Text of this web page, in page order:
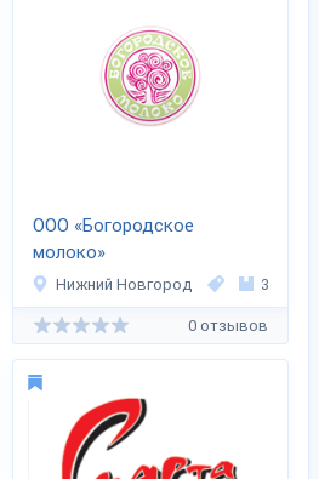
OOO «Богородское
молоко»
Нижний Новгород 3
0 отзывов